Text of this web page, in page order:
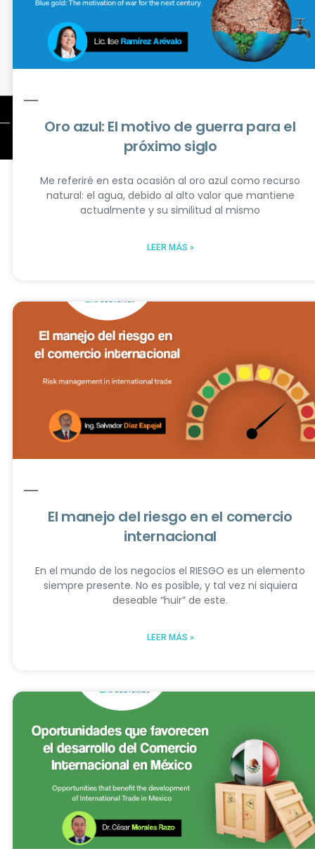
Oro azul: El motivo de guerra para el
próximo siglo
Me referiré en esta ocasión al oro azul como recurso
natural: el agua, debido al alto valor que mantiene
actualmente y su similitud al mismo
LEER MÁS »
El manejo del riesgo en el comercio
internacional
En el mundo de los negocios el RIESGO es un elemento
siempre presente. No es posible, y tal vez ni siquiera
deseable “huir” de este.
LEER MÁS »
All Rights Reserved © 2026